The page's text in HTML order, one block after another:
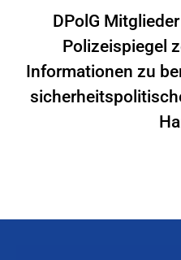
DPolG
Polizeispiegel
Informationen zu